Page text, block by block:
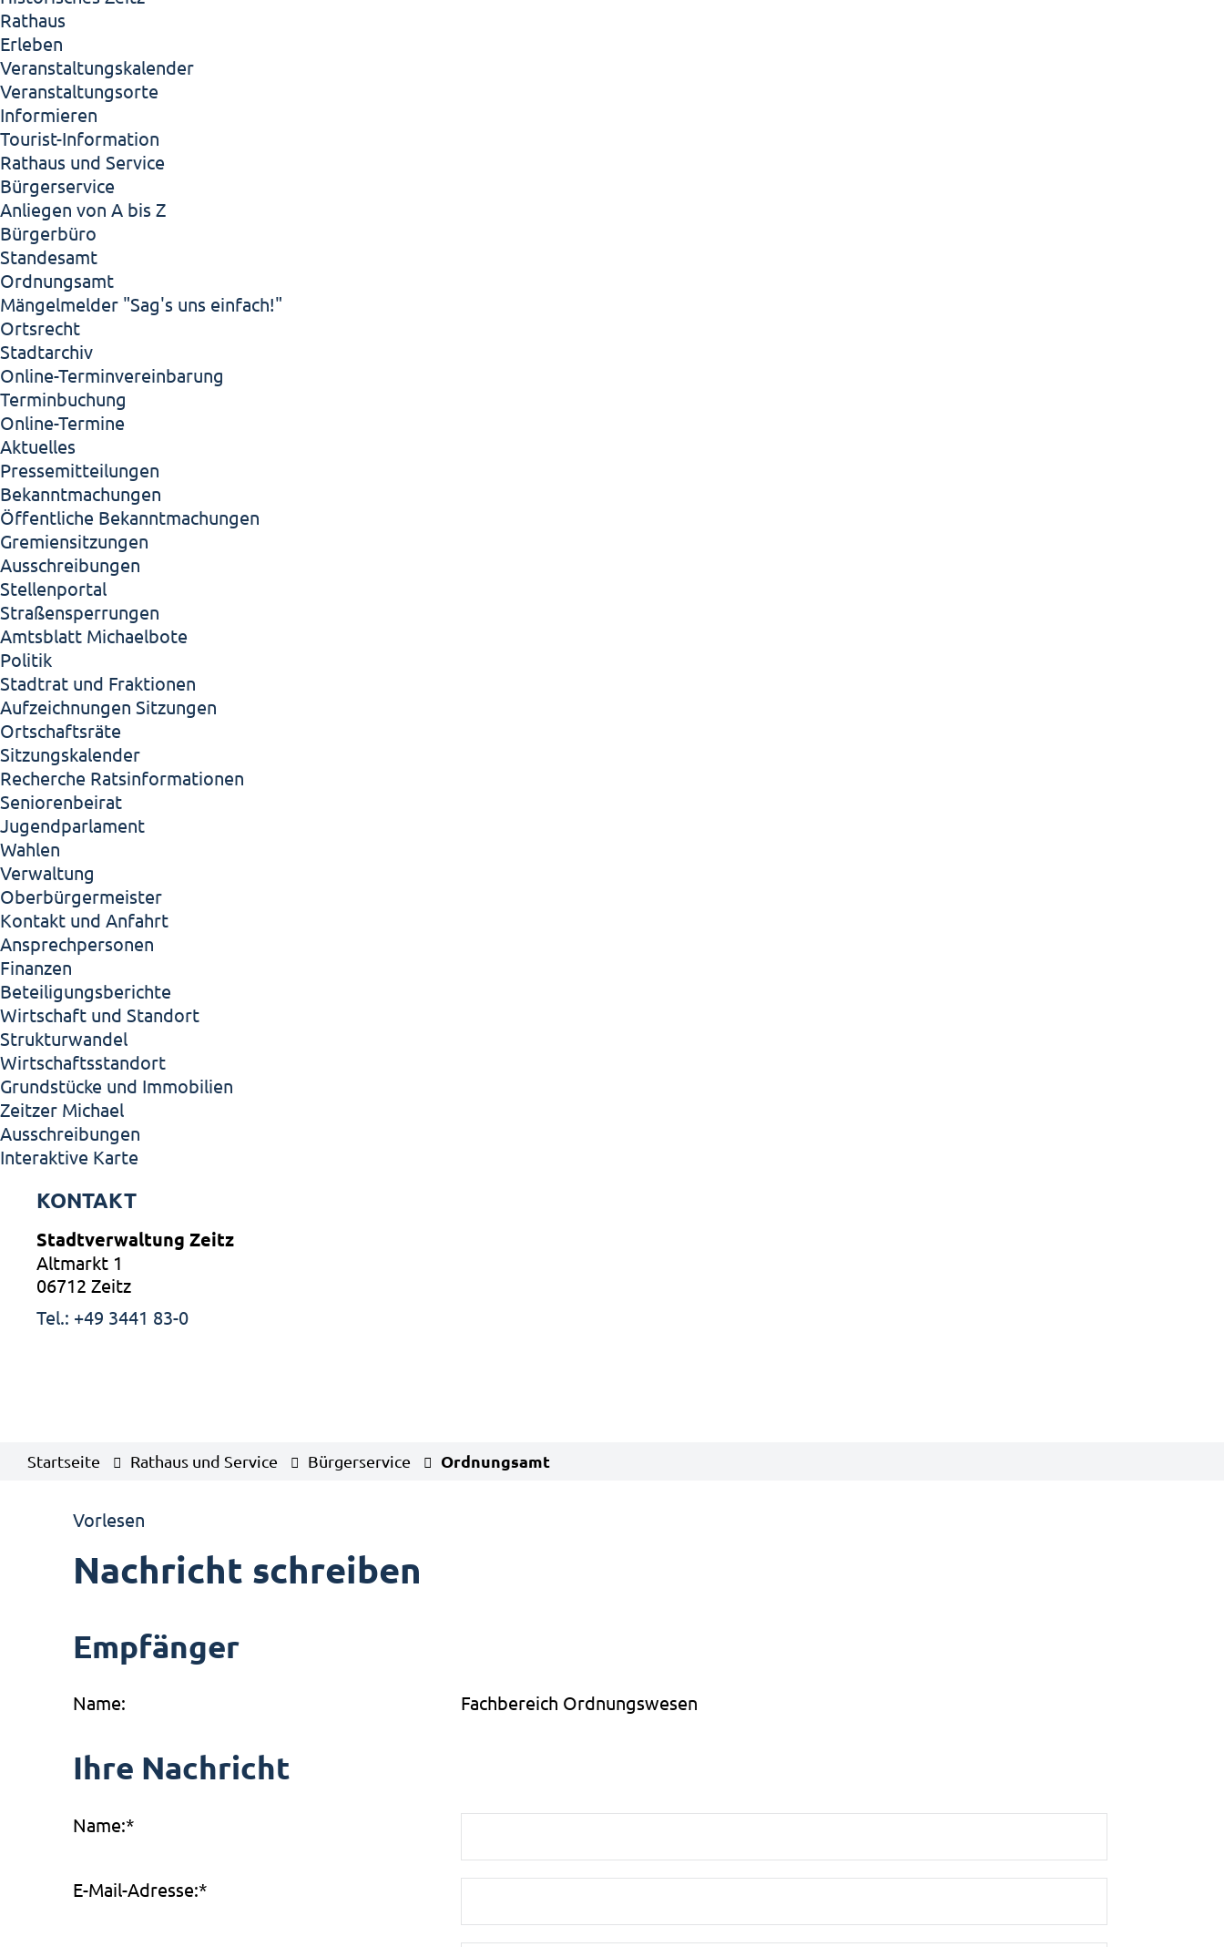
Rathaus
Erleben
Veranstaltungskalender
Veranstaltungsorte
Informieren
Tourist-Information
Rathaus und Service
Bürgerservice
Anliegen von A bis Z
Bürgerbüro
Standesamt
Ordnungsamt
Mängelmelder "Sag's uns einfach!"
Ortsrecht
Stadtarchiv
Online-Terminvereinbarung
Terminbuchung
Online-Termine
Aktuelles
Pressemitteilungen
Bekanntmachungen
Öffentliche Bekanntmachungen
Gremiensitzungen
Ausschreibungen
Stellenportal
Straßensperrungen
Amtsblatt Michaelbote
Politik
Stadtrat und Fraktionen
Aufzeichnungen Sitzungen
Ortschaftsräte
Sitzungskalender
Recherche Ratsinformationen
Seniorenbeirat
Jugendparlament
Wahlen
Verwaltung
Oberbürgermeister
Kontakt und Anfahrt
Ansprechpersonen
Finanzen
Beteiligungsberichte
Wirtschaft und Standort
Strukturwandel
Wirtschaftsstandort
Grundstücke und Immobilien
Zeitzer Michael
Ausschreibungen
Interaktive Karte
KONTAKT
Stadtverwaltung Zeitz
Altmarkt 1
06712 Zeitz
Tel.: +49 3441 83-0
Startseite Rathaus und Service Bürgerservice Ordnungsamt
Vorlesen
Nachricht schreiben
Empfänger
Name: Fachbereich Ordnungswesen
Ihre Nachricht
Name:*
E-Mail-Adresse:*